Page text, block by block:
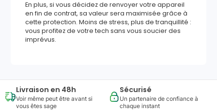
En plus, si vous décidez de renvoyer votre appareil
en fin de contrat, sa valeur sera maximisée grâce à
cette protection. Moins de stress, plus de tranquillité :
vous profitez de votre tech sans vous soucier des
imprévus.
Livraison en 48h
Voir même peut être avant si
vous êtes sage
Sécurisé
Un partenaire de confiance à
chaque instant